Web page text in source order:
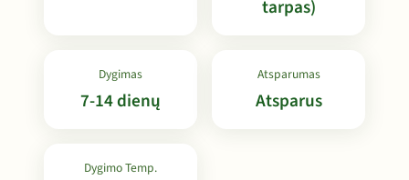
tarpas)
Dygimas
7-14 dienų
Atsparumas
Atsparus
Dygimo Temp.